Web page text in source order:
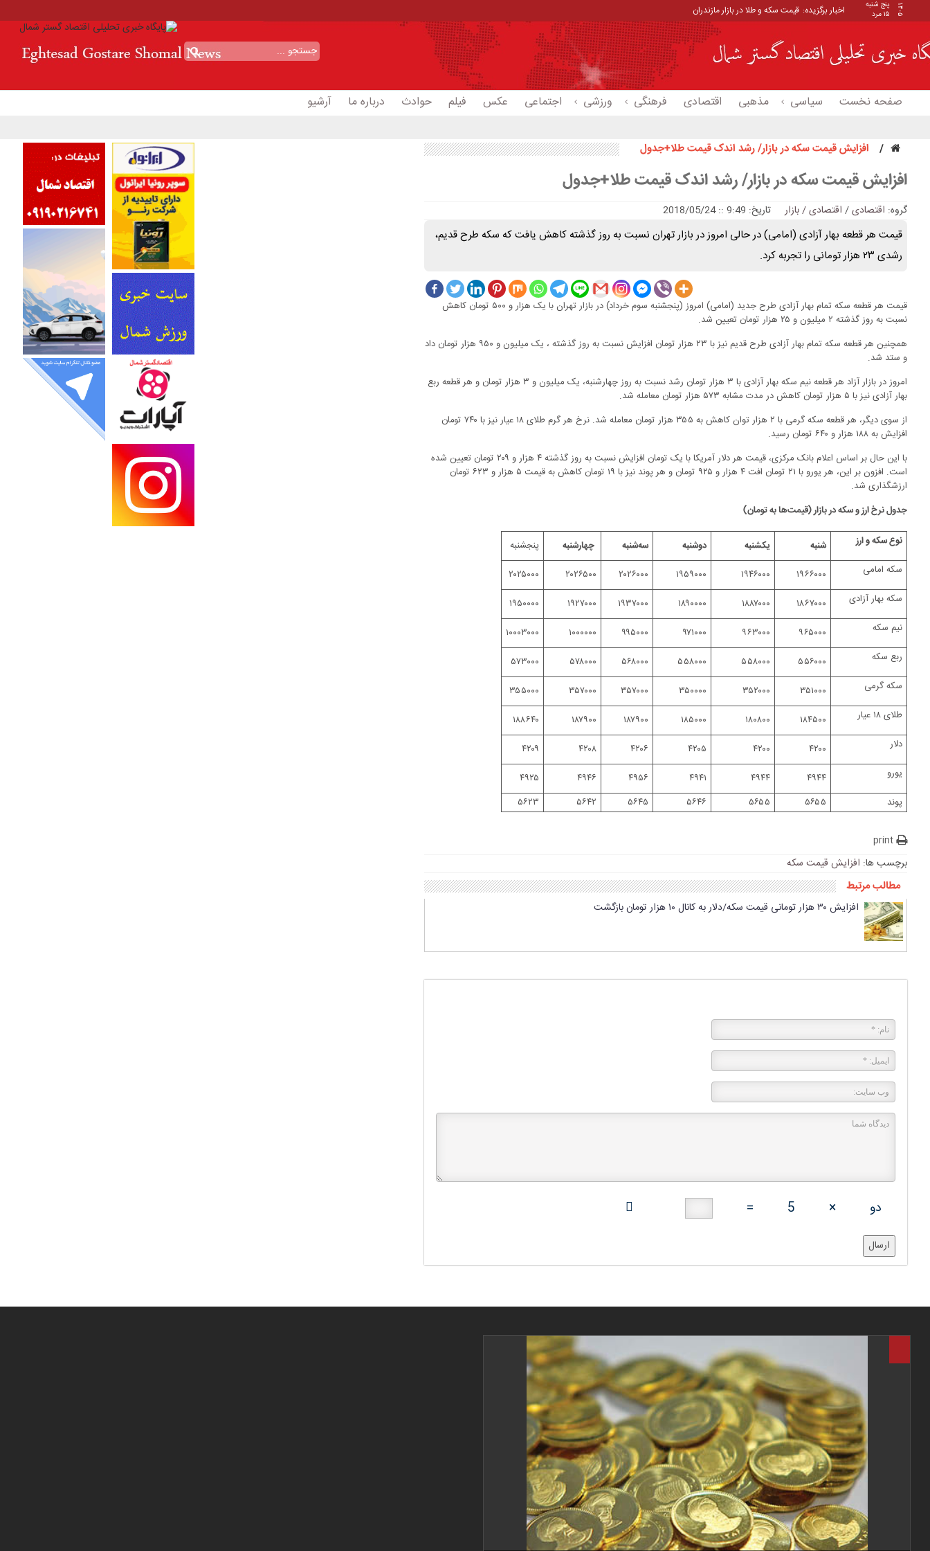
۱۴۰۵
پنج شنبه
۱۵ مرد
اخبار برگزیده: قیمت سکه و طلا در بازار مازندران
صفحه نخست سیاسی مذهبی اقتصادی فرهنگی ورزشی اجتماعی عکس فیلم حوادث درباره ما آرشیو
افزایش قیمت سکه در بازار/ رشد اندک قیمت طلا+جدول
افزایش قیمت سکه در بازار/ رشد اندک قیمت طلا+جدول
گروه: اقتصادی/ اقتصادی / بازار تاریخ: 9:49 :: 2018/05/24
قیمت هر قطعه بهار آزادی (امامی) در حالی امروز در بازار تهران نسبت به روز گذشته کاهش یافت که سکه طرح قدیم،
رشدی ۲۳ هزار تومانی را تجربه کرد.
قیمت هر قطعه سکه تمام بهار آزادی طرح جدید (امامی) امروز (پنجشنبه سوم خرداد) در بازار تهران با یک هزار و ۵۰۰ تومان کاهش
نسبت به روز گذشته ۲ میلیون و ۲۵ هزار تومان تعیین شد.
همچنین هر قطعه سکه تمام بهار آزادی طرح قدیم نیز با ۲۳ هزار تومان افزایش نسبت به روز گذشته ، یک میلیون و ۹۵۰ هزار تومان داد
و ستد شد.
امروز در بازار آزاد هر قطعه نیم سکه بهار آزادی با ۳ هزار تومان رشد نسبت به روز چهارشنبه، یک میلیون و ۳ هزار تومان و هر قطعه ربع
بهار آزادی نیز با ۵ هزار تومان کاهش در مدت مشابه ۵۷۳ هزار تومان معامله شد.
از سوی دیگر، هر قطعه سکه گرمی با ۲ هزار توان کاهش به ۳۵۵ هزار تومان معامله شد. نرخ هر گرم طلای ۱۸ عیار نیز با ۷۴۰ تومان
افزایش به ۱۸۸ هزار و ۶۴۰ تومان رسید.
با این حال بر اساس اعلام بانک مرکزی، قیمت هر دلار آمریکا با یک تومان افزایش نسبت به روز گذشته ۴ هزار و ۲۰۹ تومان تعیین شده
است. افزون بر این، هر یورو با ۲۱ تومان افت ۴ هزار و ۹۲۵ تومان و هر پوند نیز با ۱۹ تومان کاهش به قیمت ۵ هزار و ۶۲۳ تومان
ارزشگذاری شد.
جدول نرخ ارز و سکه در بازار (قیمت‌ها به تومان)
نوع سکه و ارز شنبه یکشنبه دوشنبه سه‌شنبه چهارشنبه
پنجشنبه
سکه امامی
۱۹۶۶۰۰۰ ۱۹۴۶۰۰۰ ۱۹۵۹۰۰۰ ۲۰۲۶۰۰۰ ۲۰۲۶۵۰۰
۲۰۲۵۰۰۰
سکه بهار آزادی
۱۸۶۷۰۰۰ ۱۸۸۷۰۰۰ ۱۸۹۰۰۰۰ ۱۹۳۷۰۰۰ ۱۹۲۷۰۰۰
۱۹۵۰۰۰۰
نیم سکه
۹۶۵۰۰۰ ۹۶۳۰۰۰ ۹۷۱۰۰۰ ۹۹۵۰۰۰ ۱۰۰۰۰۰۰
۱۰۰۰۳۰۰۰
ربع سکه
۵۵۶۰۰۰ ۵۵۸۰۰۰ ۵۵۸۰۰۰ ۵۶۸۰۰۰ ۵۷۸۰۰۰
۵۷۳۰۰۰
سکه گرمی
۳۵۱۰۰۰ ۳۵۲۰۰۰ ۳۵۰۰۰۰ ۳۵۷۰۰۰ ۳۵۷۰۰۰
۳۵۵۰۰۰
طلای ۱۸ عیار
۱۸۴۵۰۰ ۱۸۰۸۰۰ ۱۸۵۰۰۰ ۱۸۷۹۰۰ ۱۸۷۹۰۰
۱۸۸۶۴۰
دلار
۴۲۰۰ ۴۲۰۰ ۴۲۰۵ ۴۲۰۶ ۴۲۰۸
۴۲۰۹
یورو
۴۹۴۴ ۴۹۴۴ ۴۹۴۱ ۴۹۵۶ ۴۹۴۶
۴۹۲۵
پوند
۵۶۵۵ ۵۶۵۵ ۵۶۴۶ ۵۶۴۵ ۵۶۴۲ ۵۶۲۳
print
برچسب ها: افزایش قیمت سکه
مطالب مرتبط
افزایش ۳۰ هزار تومانی قیمت سکه/دلار به کانال ۱۰ هزار تومان بازگشت
دو ×
5
=
ارسال